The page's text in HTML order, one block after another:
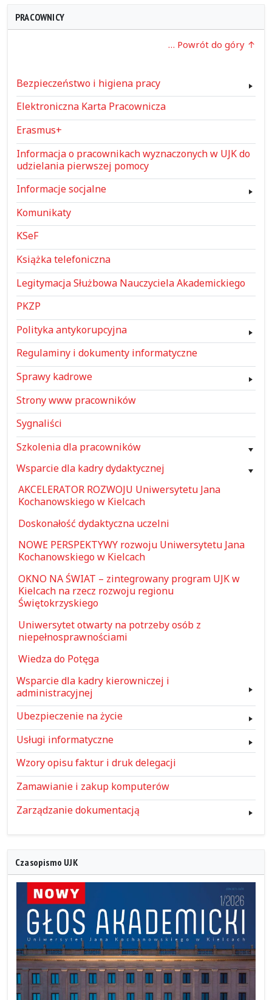
PRACOWNICY
… Powrót do góry
Bezpieczeństwo i higiena pracy
Elektroniczna Karta Pracownicza
Erasmus+
Informacja o pracownikach wyznaczonych w UJK do
udzielania pierwszej pomocy
Informacje socjalne
Komunikaty
KSeF
Książka telefoniczna
Legitymacja Służbowa Nauczyciela Akademickiego
PKZP
Polityka antykorupcyjna
Regulaminy i dokumenty informatyczne
Sprawy kadrowe
Strony www pracowników
Sygnaliści
Szkolenia dla pracowników
Wsparcie dla kadry dydaktycznej
AKCELERATOR ROZWOJU Uniwersytetu Jana
Kochanowskiego w Kielcach
Doskonałość dydaktyczna uczelni
NOWE PERSPEKTYWY rozwoju Uniwersytetu Jana
Kochanowskiego w Kielcach
OKNO NA ŚWIAT – zintegrowany program UJK w
Kielcach na rzecz rozwoju regionu
Świętokrzyskiego
Uniwersytet otwarty na potrzeby osób z
niepełnosprawnościami
Wiedza do Potęga
Wsparcie dla kadry kierowniczej i
administracyjnej
Ubezpieczenie na życie
Usługi informatyczne
Wzory opisu faktur i druk delegacji
Zamawianie i zakup komputerów
Zarządzanie dokumentacją
Czasopismo UJK